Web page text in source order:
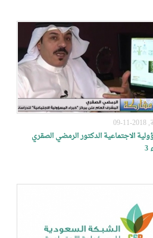
الاجتماعية الدكتور الرمضي الصقري